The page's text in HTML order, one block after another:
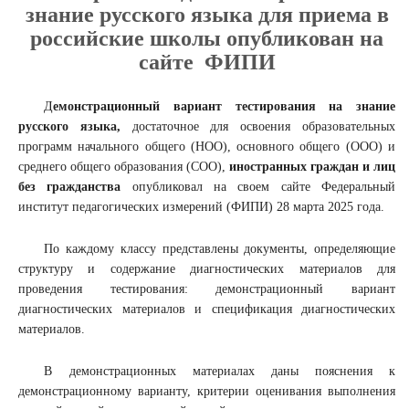
знание русского языка для приема в
российские школы опубликован на
сайте ФИПИ
Демонстрационный вариант тестирования на знание
русского языка, достаточное для освоения образовательных
программ начального общего (НОО), основного общего (ООО) и
среднего общего образования (СОО), иностранных граждан и лиц
без гражданства опубликовал на своем сайте Федеральный
институт педагогических измерений (ФИПИ) 28 марта 2025 года.
По каждому классу представлены документы, определяющие
структуру и содержание диагностических материалов для
проведения тестирования: демонстрационный вариант
диагностических материалов и спецификация диагностических
материалов.
В демонстрационных материалах даны пояснения к
демонстрационному варианту, критерии оценивания выполнения